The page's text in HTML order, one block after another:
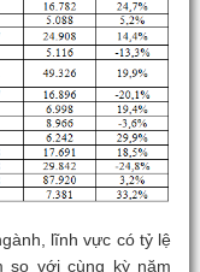
lĩnh vực có tỷ lệ
so với cùng kỳ năm